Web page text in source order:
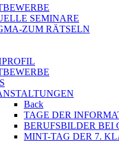
SEMINARE
ZUM RÄTSELN
Back
TAGE DER
BERUFSBILDER BEI
MINT-TAG DER 7.